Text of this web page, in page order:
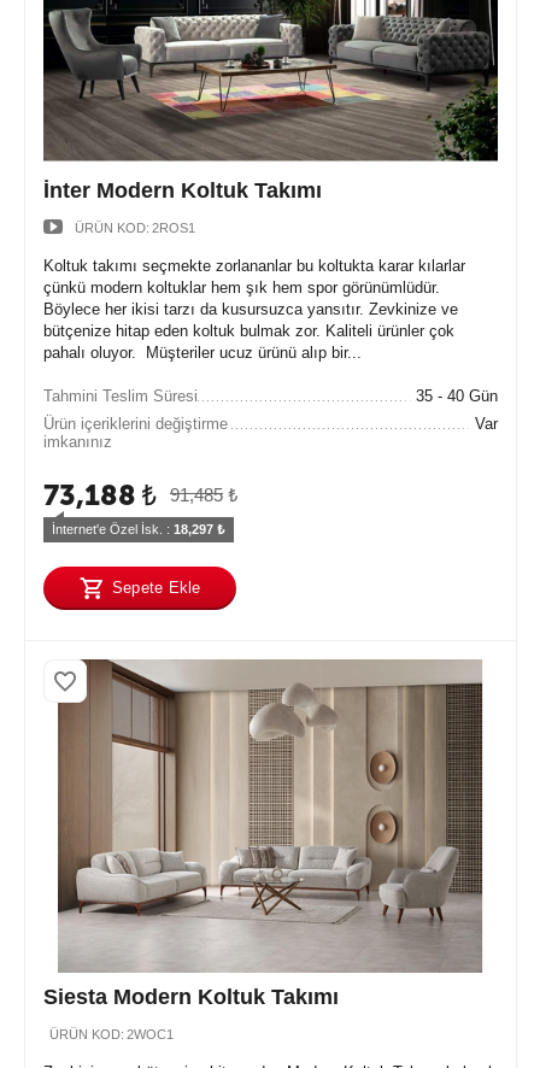
İnter Modern Koltuk Takımı
ÜRÜN KOD: 2ROS1
Koltuk takımı seçmekte zorlananlar bu koltukta karar kılarlar
çünkü modern koltuklar hem şık hem spor görünümlüdür.
Böylece her ikisi tarzı da kusursuzca yansıtır. Zevkinize ve
bütçenize hitap eden koltuk bulmak zor. Kaliteli ürünler çok
pahalı oluyor. Müşteriler ucuz ürünü alıp bir...
Tahmini Teslim Süresi
35 - 40 Gün
Ürün içeriklerini değiştirme
imkanınız
Var
91,485 ₺
73,188 ₺
İnternet'e Özel İsk. : 18,297 ₺
Sepete Ekle
Siesta Modern Koltuk Takımı
ÜRÜN KOD: 2WOC1